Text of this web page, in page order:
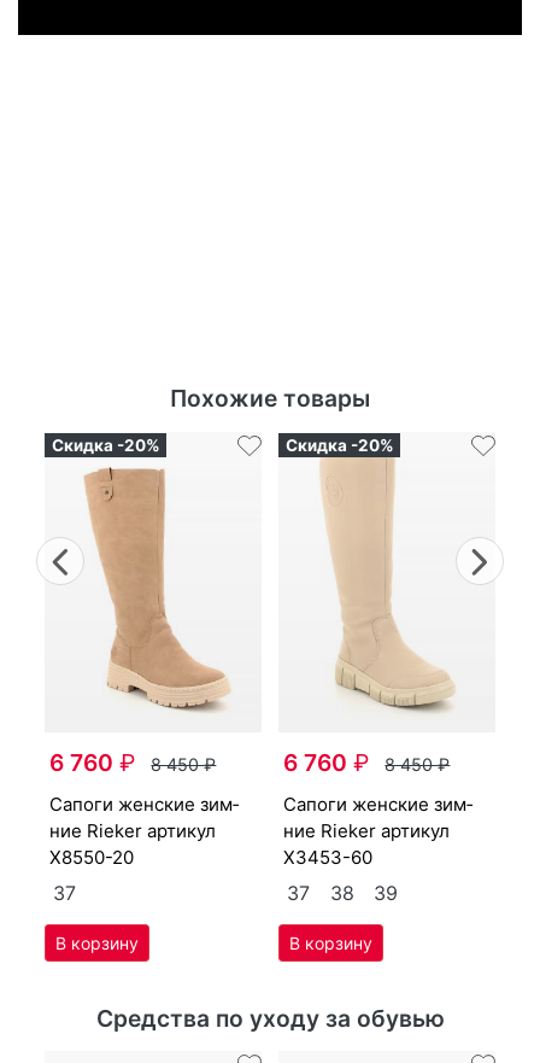
Похожие товары
Previous
Скидка -20%
6 760₽ 8 450₽
са­поги женс­кие зим­
ние Ri­eker артикул
X8550-20
37
Скидка -20%
6 760₽ 8 450₽
са­поги женс­кие зим­
ние Ri­eker артикул
X3453-60
37 38 39
Средства по уходу за обувью